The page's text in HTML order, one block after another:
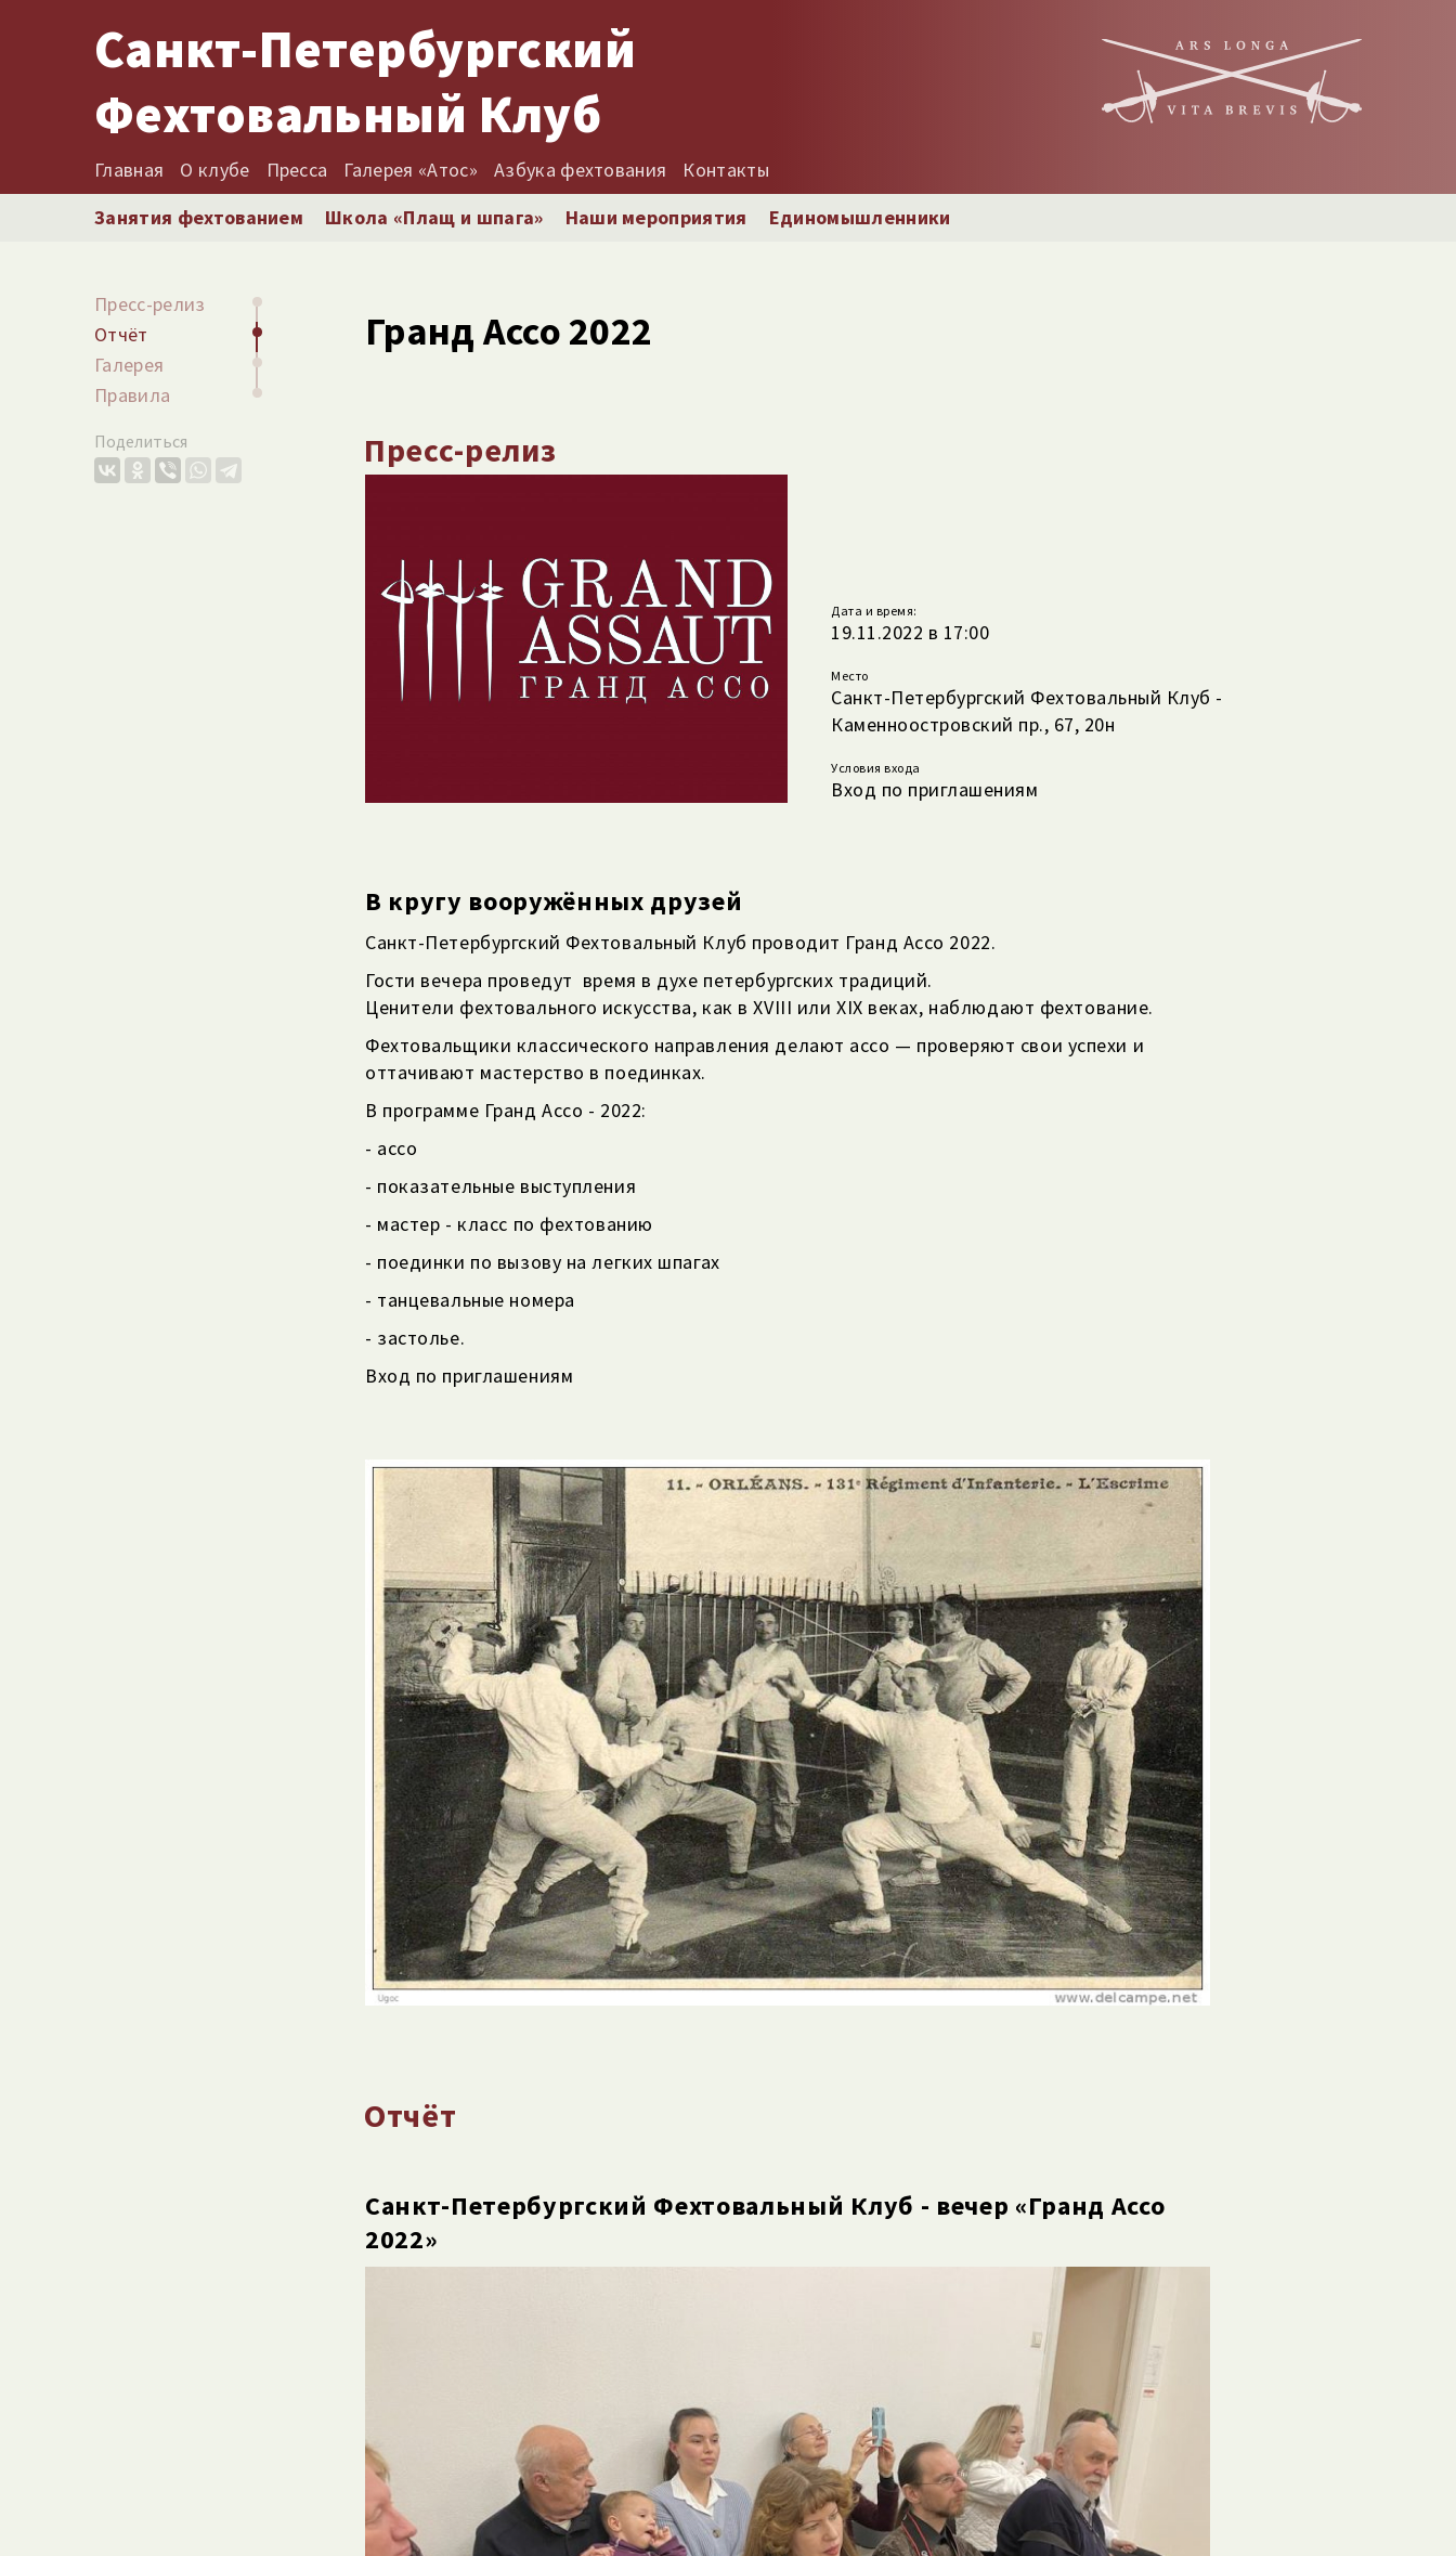
Санкт-Петербургский
Фехтовальный Клуб
Главная О клубе Пресса Галерея «Атос» Азбука фехтования
Контакты
Занятия фехтованием
Школа «Плащ и шпага» Наши мероприятия Единомышленники
Пресс-релиз
Отчёт
Галерея
Правила
Поделиться
Гранд Ассо 2022
Пресс-релиз
Дата и время:
19.11.2022 в 17:00
Место
Санкт-Петербургский Фехтовальный Клуб -
Каменноостровский пр., 67, 20н
Условия входа
Вход по приглашениям
В кругу вооружённых друзей
Санкт-Петербургский Фехтовальный Клуб проводит Гранд Ассо 2022.
Гости вечера проведут время в духе петербургских традиций.
Ценители фехтовального искусства, как в XVIII или XIX веках, наблюдают фехтование.
Фехтовальщики классического направления делают ассо — проверяют свои успехи и
оттачивают мастерство в поединках.
В программе Гранд Ассо - 2022:
- ассо
- показательные выступления
- мастер - класс по фехтованию
- поединки по вызову на легких шпагах
- танцевальные номера
- застолье.
Вход по приглашениям
Отчёт
Санкт-Петербургский Фехтовальный Клуб - вечер «Гранд Ассо
2022»